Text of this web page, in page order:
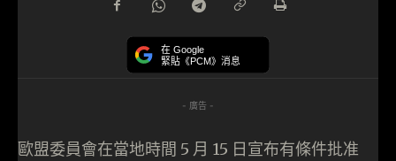
在 Google
緊貼《PCM》消息
- 廣告 -
歐盟委員會在當地時間 5 月 15 日宣布有條件批准